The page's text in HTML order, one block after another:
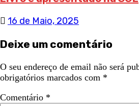
16 de Maio, 2025
Deixe um comentário
O seu endereço de email não será
obrigatórios marcados com *
Comentário *